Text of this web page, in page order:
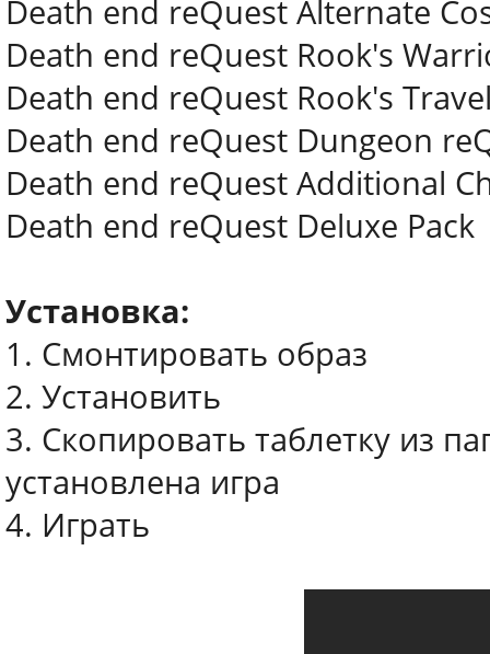
Death end reQuest Alternate
Death end reQuest Rook's
Death end reQuest Rook's
Death end reQuest Dungeon
Death end reQuest Additional
Death end reQuest Deluxe Pack
Установка:
1. Смонтировать образ
2. Установить
3. Скопировать таблетку из
установлена игра
4. Играть